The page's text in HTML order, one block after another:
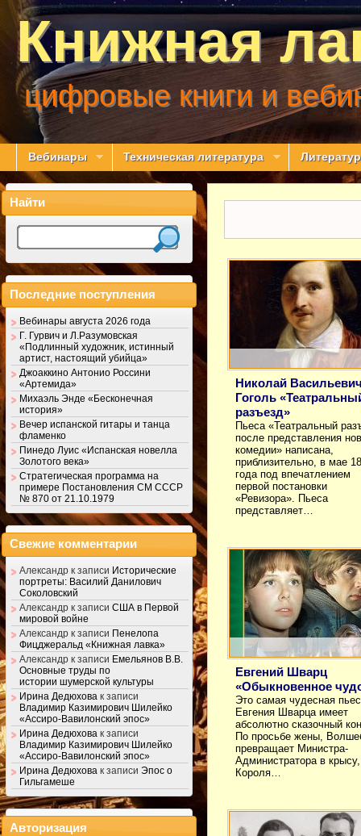
Книжная
цифровые книги и
Вебинары Техническая литература
Николай
Гоголь
разъезд»
Пьеса «Театральный
после представления
комедии» написана,
приблизительно, в мае
года под впечатлением
первой постановки
«Ревизора». Пьеса
представляет…
Евгений Шварц
«Обыкновенное
Это самая чудесная
Евгения Шварца имеет
абсолютно сказочный
По просьбе жены,
превращает Министра-
Администратора в
Короля…
Найти
Последние поступления
Вебинары августа 2026 года
Г. Гурвич и Л.Разумовская
«Подлинный художник, истинный
артист, настоящий убийца»
Джоаккино Антонио Россини
«Артемида»
Михаэль Энде «Бесконечная
история»
Вечер испанской гитары и танца
фламенко
Пинедо Луис «Испанская новелла
Золотого века»
Стратегическая программа на
примере Постановления СМ СССР
№ 870 от 21.10.1979
Свежие комментарии
Александр к записи Исторические
портреты: Василий Данилович
Соколовский
Александр к записи США в Первой
мировой войне
Александр к записи Пенелопа
Фицджеральд «Книжная лавка»
Александр к записи Емельянов В.В.
Основные труды по
истории шумерской культуры
Ирина Дедюхова к записи
Владимир Казимирович Шилейко
«Ассиро-Вавилонский эпос»
Ирина Дедюхова к записи
Владимир Казимирович Шилейко
«Ассиро-Вавилонский эпос»
Ирина Дедюхова к записи Эпос о
Гильгамеше
Авторизация